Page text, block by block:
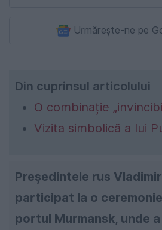
Urmărește-ne pe
Din cuprinsul articolului
O combinație
Vizita simbolică a lui
Președintele rus
participat la o
portul Murmansk, unde